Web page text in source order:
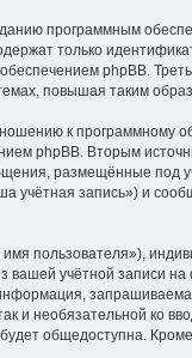
программным
только
phpBB.
повышая таким
к программному
phpBB. Вторым
размещённые под
запись») и
пользователя»),
учётной записи на
и необязательной ко
общедоступна. Кроме